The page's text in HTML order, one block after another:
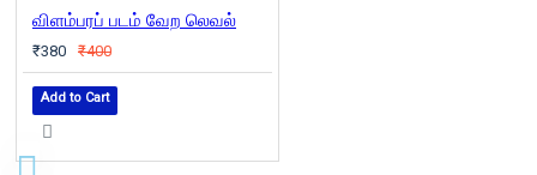
விளம்பரப் படம் வேற லெவல்
₹380 ₹400
Add to Cart